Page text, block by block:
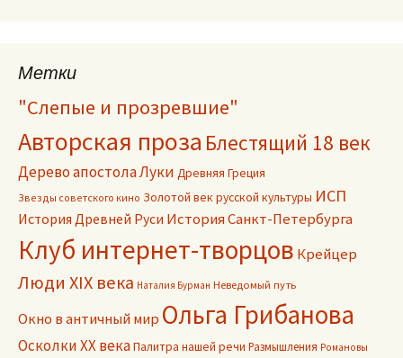
Метки
"Слепые и прозревшие"
Авторская проза Блестящий 18 век
Дерево апостола Луки Древняя Греция
Звезды советского кино Золотой век русской культуры ИСП
История Древней Руси История Санкт-Петербурга
Клуб интернет-творцов Крейцер
Люди XIX века Наталия Бурман Неведомый путь
Окно в античный мир Ольга Грибанова
Осколки ХХ векаПалитра нашей речи Размышления Романовы